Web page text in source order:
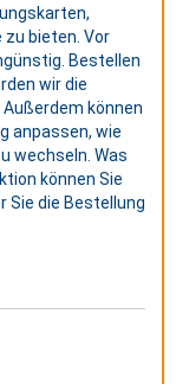
zu bieten. Vor
Bestellen
wir die
können
anpassen, wie
wechseln. Was
können Sie
Sie die Bestellung